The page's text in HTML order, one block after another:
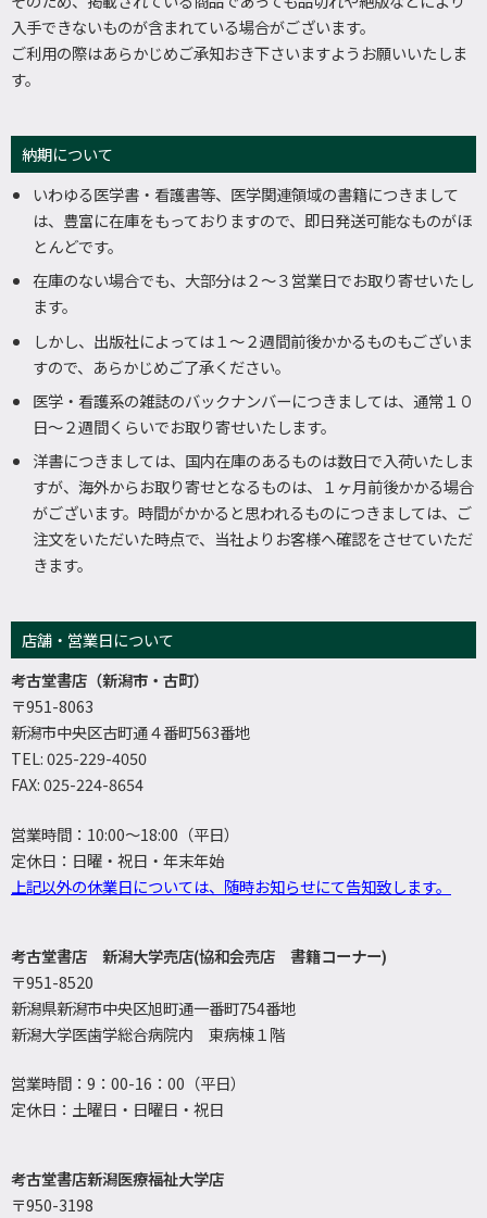
入手できないものが含まれている場合がございます。
ご利用の際はあらかじめご承知おき下さいますようお願いいたしま
す。
納期について
いわゆる医学書・看護書等、医学関連領域の書籍につきまして
は、豊富に在庫をもっておりますので、即日発送可能なものがほ
とんどです。
在庫のない場合でも、大部分は２～３営業日でお取り寄せいたし
ます。
しかし、出版社によっては１～２週間前後かかるものもございま
すので、あらかじめご了承ください。
医学・看護系の雑誌のバックナンバーにつきましては、通常１０
日～２週間くらいでお取り寄せいたします。
洋書につきましては、国内在庫のあるものは数日で入荷いたしま
すが、海外からお取り寄せとなるものは、１ヶ月前後かかる場合
がございます。時間がかかると思われるものにつきましては、ご
注文をいただいた時点で、当社よりお客様へ確認をさせていただ
きます。
店舗・営業日について
考古堂書店（新潟市・古町）
〒951-8063
新潟市中央区古町通４番町563番地
TEL: 025-229-4050
FAX: 025-224-8654
営業時間：10:00～18:00（平日）
定休日：日曜・祝日・年末年始
上記以外の休業日については、随時お知らせにて告知致します。
考古堂書店 新潟大学売店(協和会売店 書籍コーナー)
〒951-8520
新潟県新潟市中央区旭町通一番町754番地
新潟大学医歯学総合病院内 東病棟１階
営業時間：9：00-16：00（平日）
定休日：土曜日・日曜日・祝日
考古堂書店新潟医療福祉大学店
〒950-3198